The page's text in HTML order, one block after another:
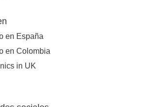
en España
en Colombia
in UK